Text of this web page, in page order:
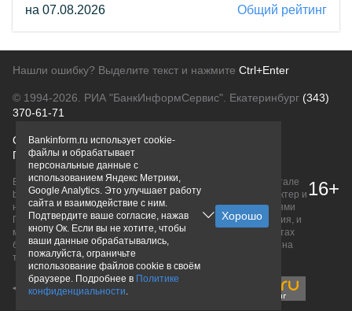
на 07.08.2026 Общий рейтинг
Нашли ошибку? Выделите текст и нажмите Ctrl+Enter
© 1994-2026. РИА "БанкИнформСервис". Екатеринбург (343)
370-61-71
О проектеПолитика конфиденциальности
Правовая информацияДля рекламодателей
Вся информация о продуктах банков, размещенная на портале
bankinform.ru, носит исключительно ознакомительный характер и
не является публичной офертой, определяемой положениями
ГК РФ. Информация не содержит точного и полного описания, и
может быть изменена. Конечные условия уточняйте на сайтах
банков или при личном обращении. Исключительное право на
товарные знаки принадлежит их правообладателям.
16+
Bankinform.ru использует cookie-
файлы и обрабатывает
персональные данные с
использованием Яндекс Метрики,
Google Analytics. Это улучшает работу
сайта и взаимодействие с ним.
Подтвердите ваше согласие, нажав
кнопу Ок. Если вы не хотите, чтобы
ваши данные обрабатывались,
пожалуйста, ограничьте
использование файлов cookie в своём
браузере. Подробнее в Политике
конфиденциальности.